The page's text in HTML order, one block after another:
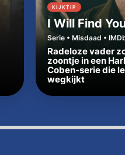
KIJKTIP
I Will Find
Serie • Misdaad •
Radeloze vader
zoontje in een
Coben-serie die
wegkijkt